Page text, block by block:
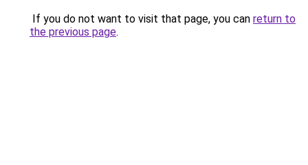
If you do not want to visit that page, you can return to
the previous page.